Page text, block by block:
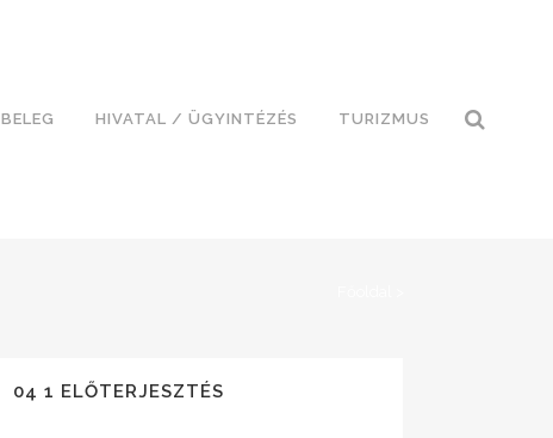
BELEG HIVATAL / ÜGYINTÉZÉS TURIZMUS
04 1 ELŐTERJESZTÉS